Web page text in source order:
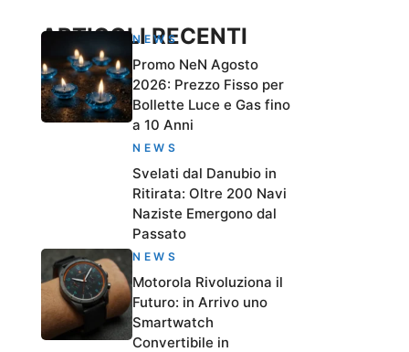
ARTICOLI RECENTI
NEWS
Promo NeN Agosto
2026: Prezzo Fisso per
Bollette Luce e Gas fino
a 10 Anni
NEWS
Svelati dal Danubio in
Ritirata: Oltre 200 Navi
Naziste Emergono dal
Passato
NEWS
Motorola Rivoluziona il
Futuro: in Arrivo uno
Smartwatch
Convertibile in